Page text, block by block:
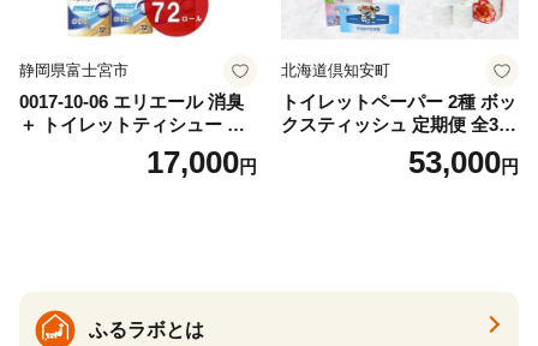
静岡県富士宮市
0017-10-06 エリエール 消臭
＋ トイレットティシュー し
っかり香るフレッシュクリア
の香り ダブル 12ロール×6パ
17,000円
北海道倶知安町
トイレットペーパー 2種 ボッ
クスティッシュ 定期便 全3
回 日本製 まとめ買い 防災
常備品 日用雑貨 消耗品 生活
53,000円
ふるラボとは